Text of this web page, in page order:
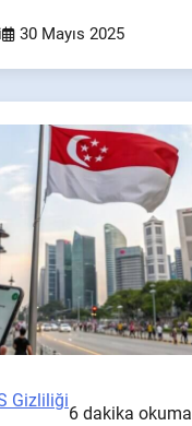
30 Mayıs 2025
Gizliliği
6 dakika okuma